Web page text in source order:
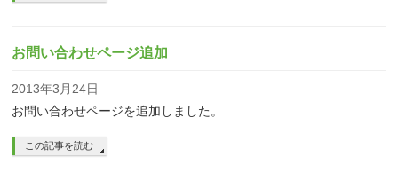
お問い合わせページ追加
2013年3月24日
お問い合わせページを追加しました。
この記事を読む